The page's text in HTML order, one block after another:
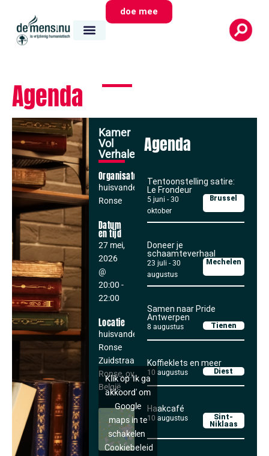
doe mee
Agenda
Kamer
Vol
Verhalen
Organisator
huisvandeMens
Ronse
Datum
en tijd
27 mei,
2026
@
20:00 -
22:00
Locatie
huisvandeMens
Ronse
Zuidstraat 13
Ronse, ovl
9600
België
Klik op 'Ik ga
akkoord' om
Google
maps in te
schakelen
Cookiebeleid
Agenda
Tentoonstelling satire:
Le Frondeur
5 juni - 30
oktober
Brussel
Doneer je
schaamteverhaal
23 juli - 30
augustus
Mechelen
Samen naar Pride
Antwerpen
8 augustus Tienen
Koffieklets en meer
10 augustus Diest
Haakcafé
10 augustus
Sint-
Niklaas